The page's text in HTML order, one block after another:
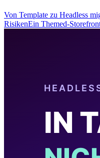
Von Template zu Headless
RisikenEin Themed-